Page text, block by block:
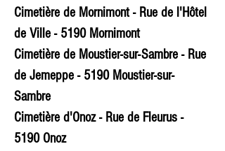
Cimetière de Mornimont - Rue de l'Hôtel
de Ville - 5190 Mornimont
Cimetière de Moustier-sur-Sambre - Rue
de Jemeppe - 5190 Moustier-sur-
Sambre
Cimetière d'Onoz - Rue de Fleurus -
5190 Onoz